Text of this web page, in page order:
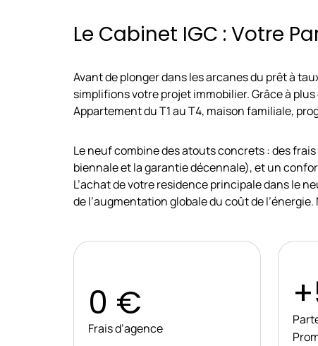
Le Cabinet IGC : Votre
Avant de plonger dans les arcanes du prêt à
simplifions votre projet immobilier. Grâce à
Appartement du T1 au T4, maison familiale,
Le neuf combine des atouts concrets : des
biennale et la garantie décennale), et un
L’achat de votre residence principale dans le
de l’augmentation globale du coût de
0 €
Frais d’agence